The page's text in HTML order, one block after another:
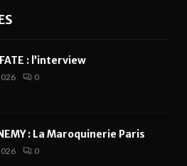
: l’interview
0
: La Maroquinerie Paris
0